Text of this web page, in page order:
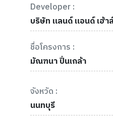
Developer :
บริษัท แลนด์ แอนด์ เฮ้า
ชื่อโครงการ :
มัณฑนา ปิ่นเกล้า
จังหวัด :
นนทบุรี